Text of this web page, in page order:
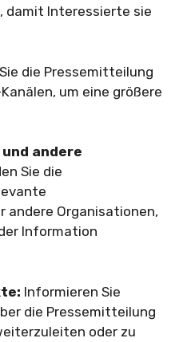
damit Interessierte sie
die Pressemitteilung
um eine größere
andere
Sie die
andere Organisationen,
Information
Informieren Sie
die Pressemitteilung
oder zu